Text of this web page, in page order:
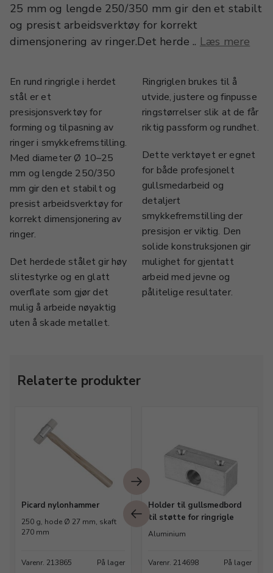
25 mm og lengde 250/350 mm gir den et stabilt
og presist arbeidsverktøy for korrekt
dimensjonering av ringer.Det herde .. Læs mere
En rund ringrigle i herdet
stål er et
presisjonsverktøy for
forming og tilpasning av
ringer i smykkefremstilling.
Med diameter Ø 10–25
mm og lengde 250/350
mm gir den et stabilt og
presist arbeidsverktøy for
korrekt dimensjonering av
ringer.
Det herdede stålet gir høy
slitestyrke og en glatt
overflate som gjør det
mulig å arbeide nøyaktig
uten å skade metallet.
Ringriglen brukes til å
utvide, justere og finpusse
ringstørrelser slik at de får
riktig passform og rundhet.
Dette verktøyet er egnet
for både profesjonelt
gullsmedarbeid og
detaljert
smykkefremstilling der
presisjon er viktig. Den
solide konstruksjonen gir
mulighet for gjentatt
arbeid med jevne og
pålitelige resultater.
Relaterte produkter
Picard nylonhammer
250 g, hode Ø 27 mm, skaft
270 mm
Varenr. 213865 På lager
Holder til gullsmedbord
til støtte for ringrigle
Aluminium
Varenr. 214698 På lager